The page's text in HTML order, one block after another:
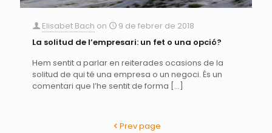
Elisabet Bach on
9 de febrer de 2018
La solitud de l’empresari: un fet o una opció?
Hem sentit a parlar en reiterades ocasions de la
solitud de qui té una empresa o un negoci. És un
comentari que l’he sentit de forma […]
Prev page